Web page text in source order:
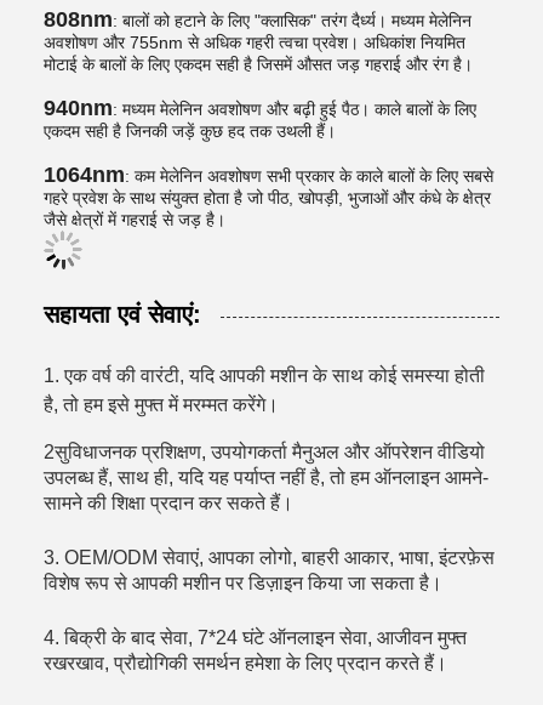
808nm: बालों को हटाने के लिए "क्लासिक" तरंग दैर्ध्य। मध्यम मेलेनिन
अवशोषण और 755nm से अधिक गहरी त्वचा प्रवेश। अधिकांश नियमित
मोटाई के बालों के लिए एकदम सही है जिसमें औसत जड़ गहराई और रंग है।
940nm: मध्यम मेलेनिन अवशोषण और बढ़ी हुई पैठ। काले बालों के लिए
एकदम सही है जिनकी जड़ें कुछ हद तक उथली हैं।
1064nm: कम मेलेनिन अवशोषण सभी प्रकार के काले बालों के लिए सबसे
गहरे प्रवेश के साथ संयुक्त होता है जो पीठ, खोपड़ी, भुजाओं और कंधे के क्षेत्र
जैसे क्षेत्रों में गहराई से जड़ है।
सहायता एवं सेवाएं:
1. एक वर्ष की वारंटी, यदि आपकी मशीन के साथ कोई समस्या होती
है, तो हम इसे मुफ्त में मरम्मत करेंगे।
2सुविधाजनक प्रशिक्षण, उपयोगकर्ता मैनुअल और ऑपरेशन वीडियो
उपलब्ध हैं, साथ ही, यदि यह पर्याप्त नहीं है, तो हम ऑनलाइन आमने-
सामने की शिक्षा प्रदान कर सकते हैं।
3. OEM/ODM सेवाएं, आपका लोगो, बाहरी आकार, भाषा, इंटरफ़ेस
विशेष रूप से आपकी मशीन पर डिज़ाइन किया जा सकता है।
4. बिक्री के बाद सेवा, 7*24 घंटे ऑनलाइन सेवा, आजीवन मुफ्त
रखरखाव, प्रौद्योगिकी समर्थन हमेशा के लिए प्रदान करते हैं।